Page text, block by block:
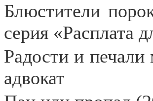
Блюстители
серия «Расплата
Радости и
адвокат